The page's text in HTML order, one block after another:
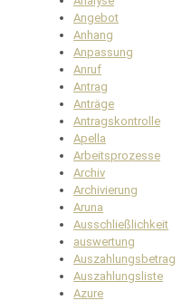
Angebot
Anhang
Anpassung
Anruf
Antrag
Anträge
Antragskontrolle
Apella
Arbeitsprozesse
Archiv
Archivierung
Aruna
Ausschließlichkeit
auswertung
Auszahlungsbetrag
Auszahlungsliste
Azure